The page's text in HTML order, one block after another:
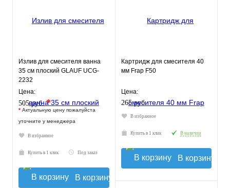
Излив для смесителя ванна
35 см плоский GLAUF UCG-
2232
Цена:
505 руб.*
* Актуальную цену пожалуйста
уточните у менеджера
В избранное
Купить в 1 клик Под заказ
В корзину
Картридж для смесителя 40
мм Frap F50
Цена:
265 руб.
В избранное
Купить в 1 клик В наличии
В корзину